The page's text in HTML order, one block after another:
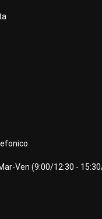
Ven (9:00/12:30 -